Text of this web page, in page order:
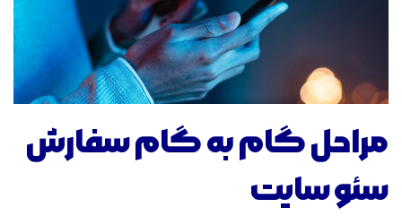
مراحل گام به گام سفارش
سئو سایت